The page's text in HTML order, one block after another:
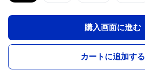
購入画面に進む
カートに追加する